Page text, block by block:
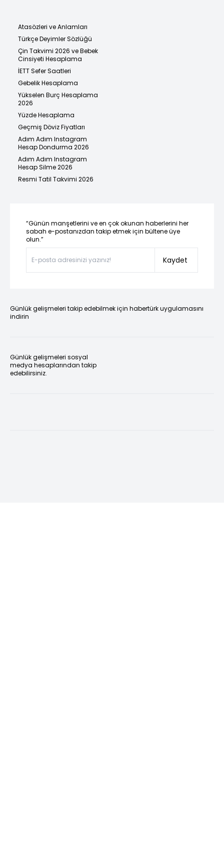
Atasözleri ve Anlamları
Türkçe Deyimler Sözlüğü
Çin Takvimi 2026 ve Bebek
Cinsiyeti Hesaplama
İETT Sefer Saatleri
Gebelik Hesaplama
Yükselen Burç Hesaplama
2026
Yüzde Hesaplama
Geçmiş Döviz Fiyatları
Adım Adım Instagram
Hesap Dondurma 2026
Adım Adım Instagram
Hesap Silme 2026
Resmi Tatil Takvimi 2026
“Günün manşetlerini ve en çok okunan haberlerini her
sabah e-postanızdan takip etmek için bültene üye
olun.”
Kaydet
Günlük gelişmeleri takip edebilmek için habertürk uygulamasını
indirin
Günlük gelişmeleri sosyal
medya hesaplarından takip
edebilirsiniz.